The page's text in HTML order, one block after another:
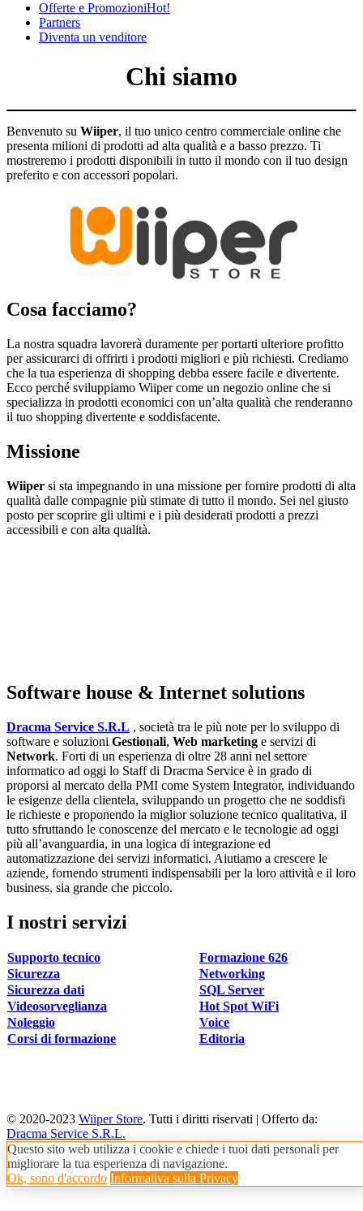
Offerte e PromozioniHot!
Partners
Diventa un venditore
Chi siamo
Benvenuto su Wiiper, il tuo unico centro commerciale online che
presenta milioni di prodotti ad alta qualità e a basso prezzo. Ti
mostreremo i prodotti disponibili in tutto il mondo con il tuo design
preferito e con accessori popolari.
Cosa facciamo?
La nostra squadra lavorerà duramente per portarti ulteriore profitto
per assicurarci di offrirti i prodotti migliori e più richiesti. Crediamo
che la tua esperienza di shopping debba essere facile e divertente.
Ecco perché sviluppiamo Wiiper come un negozio online che si
specializza in prodotti economici con un’alta qualità che renderanno
il tuo shopping divertente e soddisfacente.
Missione
Wiiper si sta impegnando in una missione per fornire prodotti di alta
qualità dalle compagnie più stimate di tutto il mondo. Sei nel giusto
posto per scoprire gli ultimi e i più desiderati prodotti a prezzi
accessibili e con alta qualità.
Software house & Internet solutions
Dracma Service S.R.L , società tra le più note per lo sviluppo di
software e soluzioni Gestionali, Web marketing e servizi di
Network. Forti di un esperienza di oltre 28 anni nel settore
informatico ad oggi lo Staff di Dracma Service è in grado di
proporsi al mercato della PMI come System Integrator, individuando
le esigenze della clientela, sviluppando un progetto che ne soddisfi
le richieste e proponendo la miglior soluzione tecnico qualitativa, il
tutto sfruttando le conoscenze del mercato e le tecnologie ad oggi
più all’avanguardia, in una logica di integrazione ed
automatizzazione dei servizi informatici. Aiutiamo a crescere le
aziende, fornendo strumenti indispensabili per la loro attività e il loro
business, sia grande che piccolo.
I nostri servizi
Supporto tecnico
Formazione 626
Sicurezza
Networking
Sicurezza dati
SQL Server
Videosorveglianza
Hot Spot WiFi
Noleggio
Voice
Corsi di formazione
Editoria
© 2020-2023 Wiiper Store. Tutti i diritti riservati | Offerto da:
Dracma Service S.R.L.
Questo sito web utilizza i cookie e chiede i tuoi dati personali per
migliorare la tua esperienza di navigazione.
Ok, sono d'accordo Informativa sulla Privacy